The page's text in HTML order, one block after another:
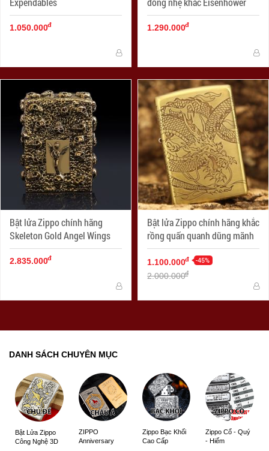
1.050.000đ 1.290.000đ
Bật lửa Zippo chính hãng
Skeleton Gold Angel Wings
2.835.000đ
Bật lửa Zippo chính hãng khắc
rồng quấn quanh dũng mãnh
1.100.000đ -45%
2.000.000đ
DANH SÁCH CHUYÊN MỤC
Bật Lửa Zippo
Công Nghệ 3D
ZIPPO
Anniversary
Zippo Bạc Khối
Cao Cấp
Zippo Cổ - Quý
- Hiếm